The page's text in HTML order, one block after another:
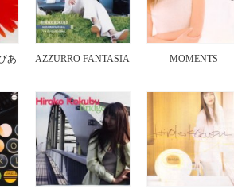
あ
AZZURRO FANTASIA MOMENTS